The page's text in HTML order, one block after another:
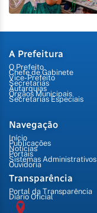
A Prefeitura
O Prefeito
Chefe de Gabinete
Vice-Prefeito
Secretarias
Autarquias
Órgãos Municipais
Secretarias Especiais
Navegação
Início
Publicações
Notícias
Portais
Sistemas Administrativos
Ouvidoria
Transparência
Portal da Transparência
Diário Oficial